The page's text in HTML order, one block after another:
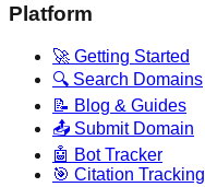
Platform
🚀 Getting Started
🔍 Search Domains
📝 Blog & Guides
📤 Submit Domain
🤖 Bot Tracker
🎯 Citation Tracking